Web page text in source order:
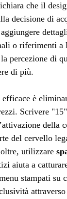
che il
decisione di
o riferimenti a
percezione di
di più.
è
Scrivere
della
del cervello
utilizzare
aiuta a
stampati su